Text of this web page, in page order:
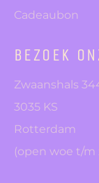
Cadeaubon
BEZOEK
Zwaanshals
3035 KS
Rotterdam
(open woe t/m